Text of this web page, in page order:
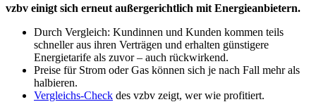
vzbv einigt sich erneut außergerichtlich mit Energieanbietern.
Durch Vergleich: Kundinnen und Kunden kommen teils
schneller aus ihren Verträgen und erhalten günstigere
Energietarife als zuvor – auch rückwirkend.
Preise für Strom oder Gas können sich je nach Fall mehr als
halbieren.
Vergleichs-Check des vzbv zeigt, wer wie profitiert.